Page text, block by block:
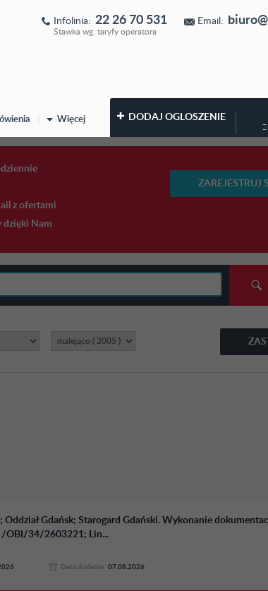
Infolinia:
Stawka wg. taryfy operatora
22 26 70 531 Email:
Więcej DODAJ OGLOSZENIE
z ofertami
dzięki Nam
ZAREJESTRUJ
Oddział Gdańsk; Starogard Gdański. Wykonanie
/OBI/34/2603221; Lin...
Data dodania 07.08.2026